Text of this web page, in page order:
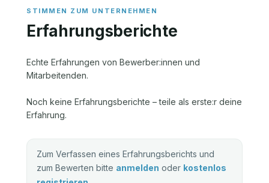
Erfahrungsberichte
Echte Erfahrungen von Bewerber:innen und
Mitarbeitenden.
Noch keine Erfahrungsberichte – teile als erste:r deine
Erfahrung.
Zum Verfassen eines Erfahrungsberichts und
zum Bewerten bitte anmelden oder kostenlos